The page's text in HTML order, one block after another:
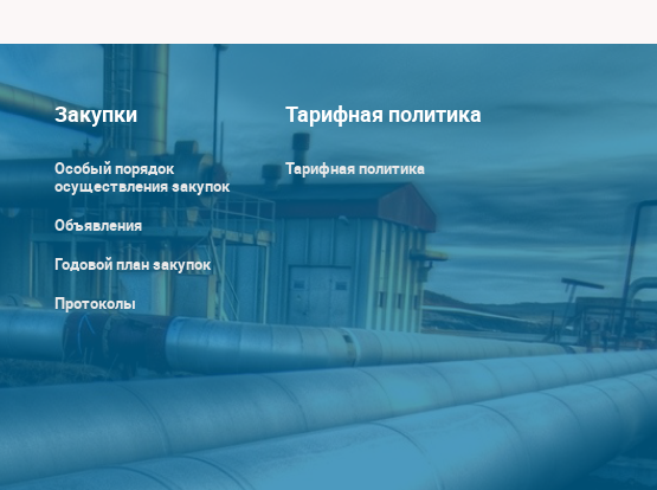
Закупки
Особый порядок
осуществления закупок
Объявления
Годовой план закупок
Протоколы
Тарифная политика
Тарифная политика